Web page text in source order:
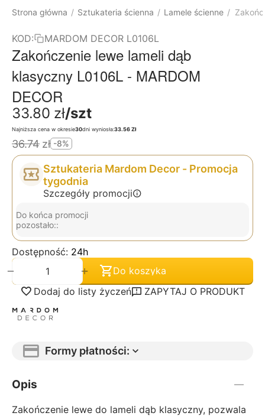
Strona główna / Sztukateria ścienna / Lamele ścienne /
KOD: MARDOM DECOR L0106L
Zakończenie lewe lameli dąb
klasyczny L0106L - MARDOM
DECOR
33.80 zł/szt
Najniższa cena w okresie30dni wyniosła:33.56 Zł
36.74 zł -8%
Sztukateria Mardom Decor - Promocja
tygodnia
Szczegóły promocji
Do końca promocji
pozostało::
Dostępność: 24h
+
−
Do koszyka
Dodaj do listy życzeń
ZAPYTAJ O PRODUKT
Formy płatności:
Opis
Zakończenie lewe do lameli dąb klasyczny, pozwala